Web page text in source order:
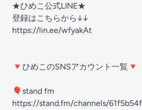
★ひめこ公式LINE★
登録はこちらから↓↓
https://lin.ee/wfyakAt
🔻ひめこのSNSアカウント一覧🔻
🎈stand fm
https://stand.fm/channels/